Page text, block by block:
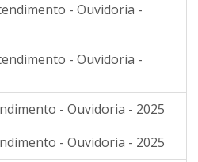
- Ouvidoria -
- Ouvidoria -
- Ouvidoria - 2025
- Ouvidoria - 2025